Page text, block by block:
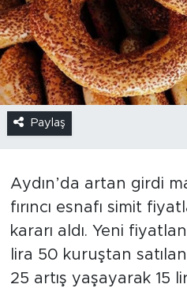
Paylaş
Aydın’da artan girdi
fırıncı esnafı simit
kararı aldı. Yeni
lira 50 kuruştan
25 artış yaşayarak 15